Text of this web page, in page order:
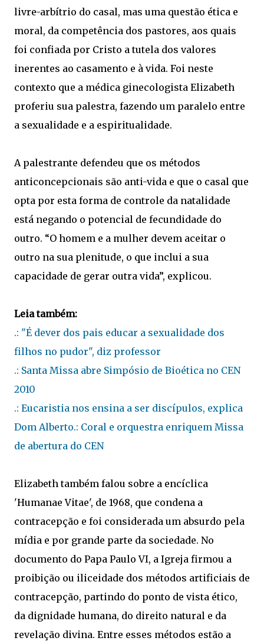
livre-arbítrio do casal, mas uma questão ética e
moral, da competência dos pastores, aos quais
foi confiada por Cristo a tutela dos valores
inerentes ao casamento e à vida. Foi neste
contexto que a médica ginecologista Elizabeth
proferiu sua palestra, fazendo um paralelo entre
a sexualidade e a espiritualidade.
A palestrante defendeu que os métodos
anticoncepcionais são anti-vida e que o casal que
opta por esta forma de controle da natalidade
está negando o potencial de fecundidade do
outro. “O homem e a mulher devem aceitar o
outro na sua plenitude, o que inclui a sua
capacidade de gerar outra vida”, explicou.
Leia também:
.: "É dever dos pais educar a sexualidade dos
filhos no pudor", diz professor
.: Santa Missa abre Simpósio de Bioética no CEN
2010
.: Eucaristia nos ensina a ser discípulos, explica
Dom Alberto.: Coral e orquestra enriquem Missa
de abertura do CEN
Elizabeth também falou sobre a encíclica
'Humanae Vitae', de 1968, que condena a
contracepção e foi considerada um absurdo pela
mídia e por grande parte da sociedade. No
documento do Papa Paulo VI, a Igreja firmou a
proibição ou iliceidade dos métodos artificiais de
contracepção, partindo do ponto de vista ético,
da dignidade humana, do direito natural e da
revelação divina. Entre esses métodos estão a